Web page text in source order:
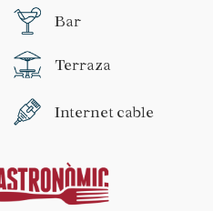
Bar
Terraza
Internet cable